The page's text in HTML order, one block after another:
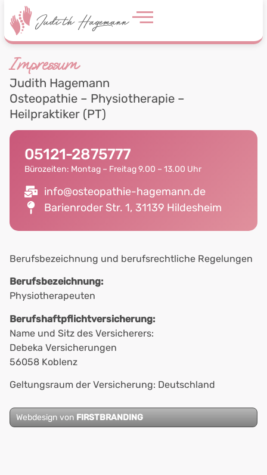
Impressum
Judith Hagemann
Osteopathie – Physiotherapie –
Heilpraktiker (PT)
05121-2875777
Bürozeiten: Montag – Freitag 9.00 – 13.00 Uhr
info@osteopathie-hagemann.de
Barienroder Str. 1, 31139 Hildesheim
Berufsbezeichnung und berufsrechtliche Regelungen
Berufsbezeichnung:
Physiotherapeuten
Berufshaftpflichtversicherung:
Name und Sitz des Versicherers:
Debeka Versicherungen
56058 Koblenz
Geltungsraum der Versicherung: Deutschland
Webdesign von FIRSTBRANDING